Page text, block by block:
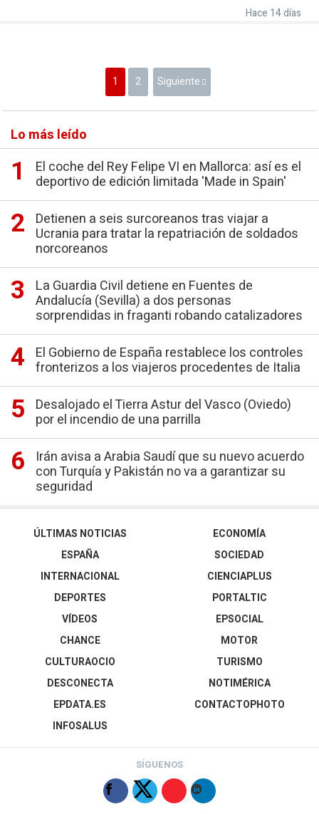
Hace 14 días
1 2 Siguiente
Lo más leído
El coche del Rey Felipe VI en Mallorca: así es el
deportivo de edición limitada 'Made in Spain'
Detienen a seis surcoreanos tras viajar a
Ucrania para tratar la repatriación de soldados
norcoreanos
La Guardia Civil detiene en Fuentes de
Andalucía (Sevilla) a dos personas
sorprendidas in fraganti robando catalizadores
El Gobierno de España restablece los controles
fronterizos a los viajeros procedentes de Italia
Desalojado el Tierra Astur del Vasco (Oviedo)
por el incendio de una parrilla
Irán avisa a Arabia Saudí que su nuevo acuerdo
con Turquía y Pakistán no va a garantizar su
seguridad
ÚLTIMAS NOTICIAS
ESPAÑA
INTERNACIONAL
DEPORTES
VÍDEOS
ECONOMÍA
SOCIEDAD
CIENCIAPLUS
PORTALTIC
EPSOCIAL
CHANCE
CULTURAOCIO
DESCONECTA
EPDATA.ES
INFOSALUS
MOTOR
TURISMO
NOTIMÉRICA
CONTACTOPHOTO
SÍGUENOS